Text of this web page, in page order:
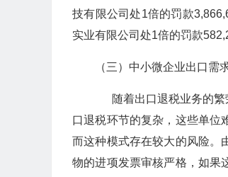
技有限公司处1倍的罚款
实业有限公司处1倍的罚款
（三）中小微企业出口需
随着出口退税业务的繁
口退税环节的复杂，这些单位
而这种模式存在较大的风险。
物的进项发票审核严格，如果